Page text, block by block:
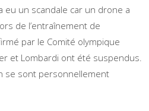
eu un scandale car un drone a
de l’entraînement de
par le Comité olympique
et Lombardi ont été suspendus.
se sont personnellement